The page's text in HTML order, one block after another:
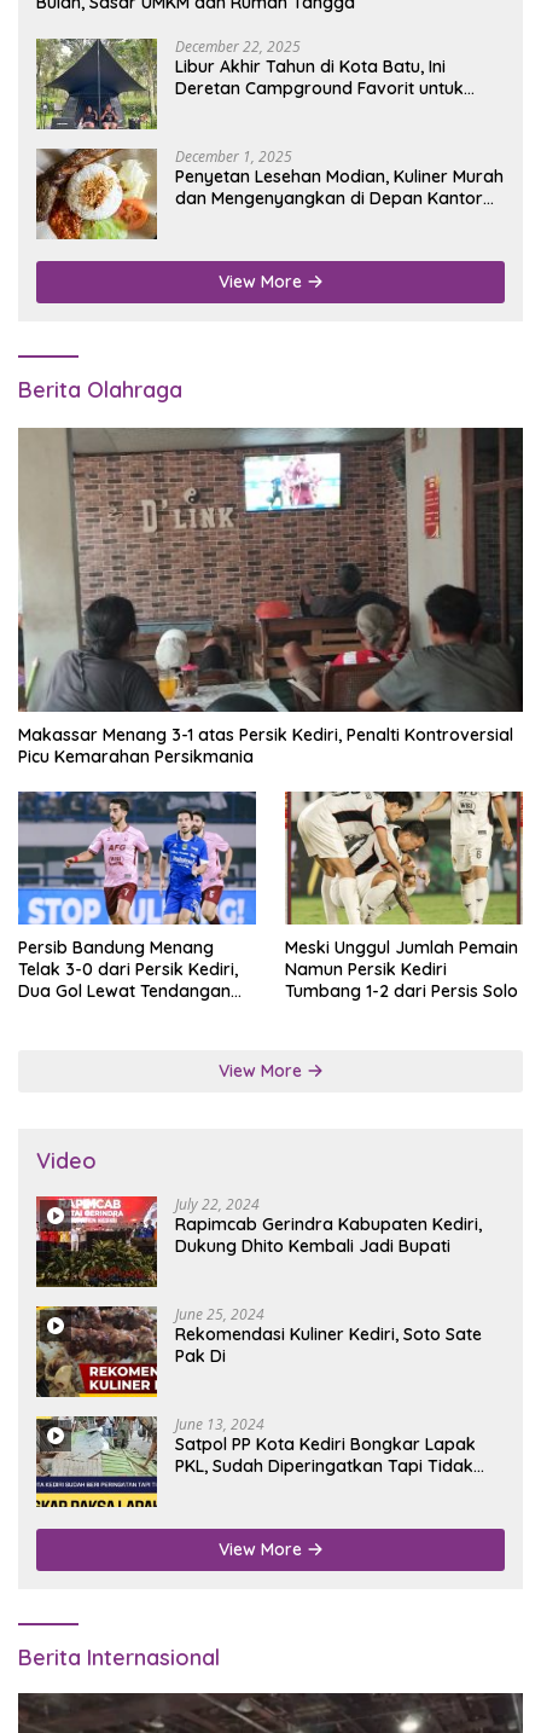
December 22, 2025
Libur Akhir Tahun di Kota Batu, Ini
Deretan Campground Favorit untuk
December 1, 2025
Penyetan Lesehan Modian, Kuliner Murah
dan Mengenyangkan di Depan Kantor
View More
Berita Olahraga
Makassar Menang 3-1 atas Persik Kediri, Penalti Kontroversial
Picu Kemarahan Persikmania
Persib Bandung Menang
Telak 3-0 dari Persik Kediri,
Dua Gol Lewat Tendangan
Meski Unggul Jumlah Pemain
Namun Persik Kediri
Tumbang 1-2 dari Persis Solo
View More
Video
July 22, 2024
Rapimcab Gerindra Kabupaten Kediri,
Dukung Dhito Kembali Jadi Bupati
June 25, 2024
Rekomendasi Kuliner Kediri, Soto Sate
Pak Di
June 13, 2024
Satpol PP Kota Kediri Bongkar Lapak
PKL, Sudah Diperingatkan Tapi Tidak
View More
Berita Internasional